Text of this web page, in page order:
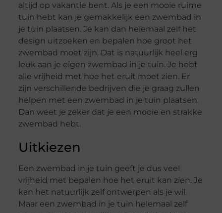
altijd op vakantie bent. Als je een mooie ruime
tuin hebt kan je gemakkelijk een zwembad in
je tuin plaatsen. Je kan dan helemaal zelf het
design uitzoeken en bepalen hoe groot het
zwembad moet zijn. Dat is natuurlijk heel erg
leuk aan je eigen zwembad in je tuin. Je hebt
alle vrijheid met hoe het eruit moet zien. Er
zijn verschillende bedrijven die je graag zullen
helpen met een zwembad in je tuin plaatsen.
Dan weet je zeker dat je een mooie en strakke
zwembad hebt.
Uitkiezen
Een zwembad in je tuin geeft je dus veel
vrijheid met bepalen hoe het eruit kan zien. Je
kan het natuurlijk zelf ontwerpen als je wil.
Maar een zwembad in je tuin helemaal zelf